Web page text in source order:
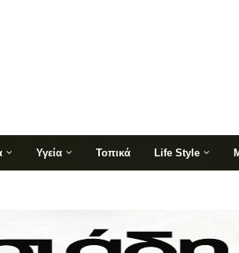
Υγεία Τοπικά Life Style